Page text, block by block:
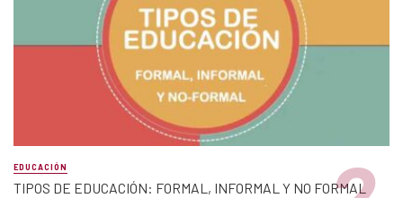
EDUCACIÓN
TIPOS DE EDUCACIÓN: FORMAL, INFORMAL Y NO FORMAL